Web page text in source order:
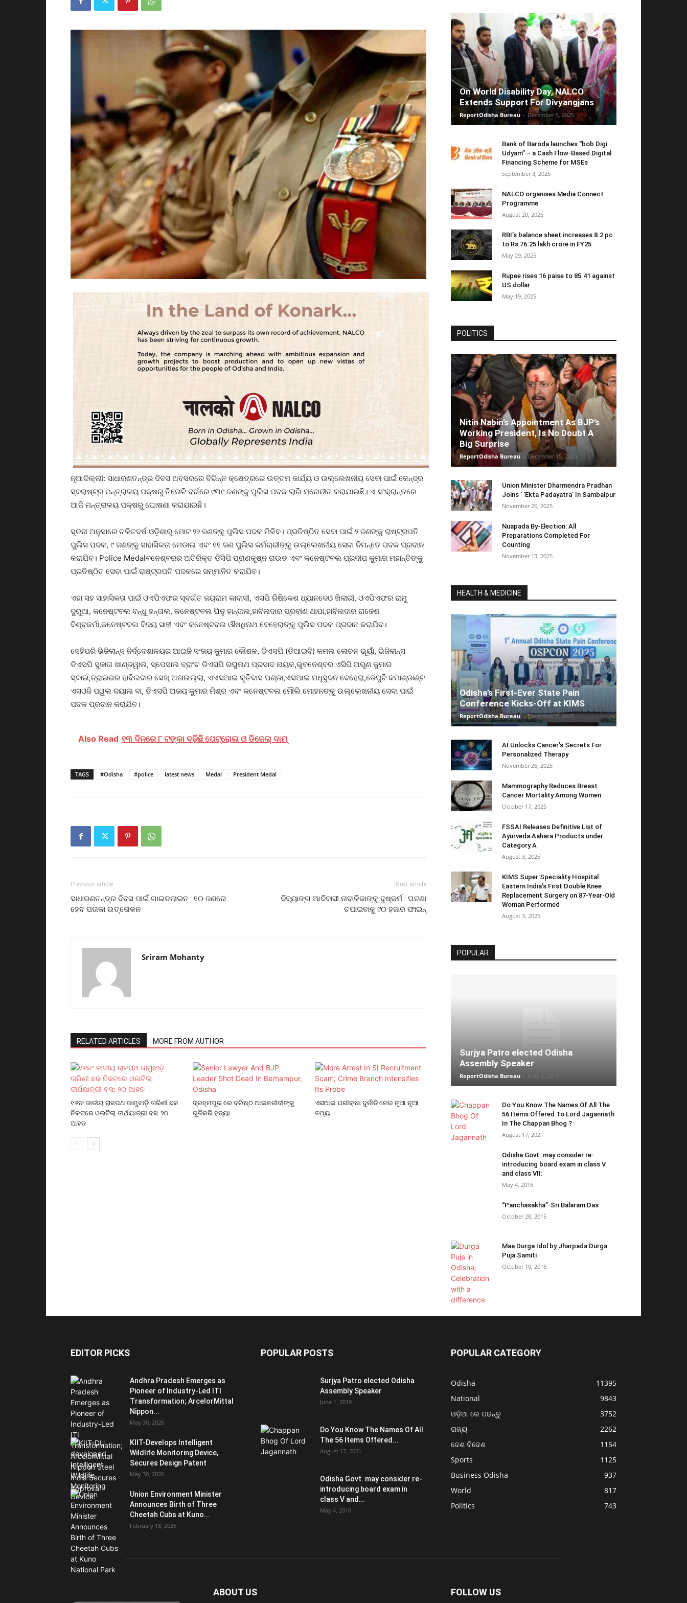
ନୂଆଦିଲ୍ଲୀ: ସାଧାରଣତନ୍ତ୍ର ଦିବସ ଅବସରରେ ବିଭିନ୍ନ କ୍ଷେତ୍ରରେ ଉତ୍ତମ କାର୍ଯ୍ୟ ଓ ଉଲ୍ଲେଖନୀୟ ସେବା ପାଇଁ କେନ୍ଦ୍ର
ସ୍ବରାଷ୍ଟ୍ର ମନ୍ତ୍ରାଳୟ ପକ୍ଷରୁ ତିନୋଟି ବର୍ଗରେ ୯୩୯ ଜଣଙ୍କୁ ପୁଲିସ ପଦକ ଲାଗି ମନୋନୀତ କରାଯାଇଛି। ଏ ସଂକ୍ରାନ୍ତରେ
ଆଜି ମନ୍ତ୍ରାଳୟ ପକ୍ଷରୁ ଘୋଷଣା କରାଯାଇଛି।
ସୂଚନା ଅନୁସାରେ ଚଳିତବର୍ଷ ଓଡ଼ିଶାରୁ ମୋଟ ୨୨ ଜଣଙ୍କୁ ପୁଲିସ ପଦକ ମିଳିବ। ପ୍ରତିଷ୍ଠିତ ସେବା ପାଇଁ ୨ ଜଣଙ୍କୁ ରାଷ୍ଟ୍ରପତି
ପୁଲିସ ପଦକ, ୯ ଜଣଙ୍କୁ ସାହାସିକତା ମେଡାଲ ଏବଂ ୧୧ ଜଣ ପୁଲିସ କର୍ମଚାରୀଙ୍କୁ ଉଲ୍ଲେଖନୀୟ ସେବା ନିମନ୍ତେ ପଦକ ପ୍ରଦାନ
କରାଯିବ। Police Medalବନେଶ୍ବରର ଅତିରିକ୍ତ ଡିସିପି ପ୍ରାଣକୂଷ୍ନ ରାଉତ ଏବଂ କନେଷ୍ଟବଲ ପ୍ରଦୀପ କୁମାର ମହାନ୍ତିଙ୍କୁ
ପ୍ରତିଷ୍ଠିତ ସେବା ପାଇଁ ରାଷ୍ଟ୍ରପତି ପଦକରେ ସମ୍ମାନିତ କରାଯିବ।
ଏହା ସହ ସାହାସିକତା ପାଇଁ ଓଏପିଏଫର ସ୍ବର୍ଗତ ଜୟରାମ କାବାସୀ, ଏସପି ରିଷିକେଶ ଧ୍ୟାନଦେଓ ଖିଲାରୀ, ଓଏପିଏଫର ରାମୁ
ଦୁରୁଆ, କନେଷ୍ଟବଲ ବନ୍ଧୁ ହନ୍ତାଲ, କନେଷ୍ଟବଲ ଘିନୁ ହାନ୍ତାଲ,ହାବିଲଦାର ପ୍ରବୀଣ ଥାପା,ହାବିଲଦାର ରାଜେଶ
ବିଶ୍ବକର୍ମା,କନେଷ୍ଟବଲ ବିଜୟ ସାହୀ ଏବଂ କନେଷ୍ଟବଲ ଔଷଧିନାଥ ବେହେରାଙ୍କୁ ‌ପୁଲିସ ପଦକ ପ୍ରଦାନ କରାଯିବ।
ସେହିପରି ଭିଜିଲାନ୍ସ ନିର୍ଦ୍ଦେଶାଳୟର ଆଇଜି ସଂଜୟ କୁମାର କୌଶଳ, ଡିଏସପି (ଡିଆଇବି) କମଲ ଲୋଚନ ଭୂୟାଁ, ଭିଜିଲାନ୍ସ
ଡିଏସପି ସୁଜାତା ଖାଣ୍ଡୱାଲ, ସ୍ପେସାଲ ବ୍ରାଂଚ ଡିଏସପି ରଘୁନାଥ ପ୍ରସାଦ ନାୟକ,ଭୁବନେଶ୍ବର ଏସିପି ଅରୁଣ କୁମାର
ସ୍ବାଇଁ,ଡ୍ରାଇଭର ହାବିଲଦାର ସେଖ୍ ଅତାଉଲ୍ଲା, ଏଏସଆଇ କୃତିବାସ ପଣ୍ଡା,ଏସଆଇ ମଧୂସୁଦନ ବେହେରା,ଡେପୁଟି କମାଣ୍ଡାଣ୍ଟ
ଏସଓଜି ପୱଲ ଦୟ‌ାଲ ବା, ଡିଏସପି ଅଜୟ କୁମାର ମିଶ୍ର ଏବଂ କନେଷ୍ଟବଲ ମୌଲି ମୋହନଙ୍କୁ ଉଲ୍ଲେଖନୀୟ ସେବା ପାଇଁ
ପଦକ ପ୍ରଦାନ କରାଯିବ।
Also Read ୧୩ ଦିନରେ ୮ ଟଙ୍କା ବଢ଼ିଛି ପେଟ୍ରୋଲ ଓ ଡିଜେଲ୍ ଦାମ୍
TAGS #Odisha #police latest news Medal President Medal
Previous article
ସାଧାରଣତନ୍ତ୍ର ଦିବସ ପାଇଁ ଗାଇଡଲାଇନ : ୧୦ ଜଣରେ
ହେବ ପତାକା ଉତ୍ତୋଳନ
Next article
ଦିବ୍ୟାଙ୍ଗ ଆଦିବାସୀ ନାବାଳିକାଙ୍କୁ ଦୁଷ୍କର୍ମ : ଘଟଣା
ଚପାଇବାକୁ ୯୦ ହଜାର ଫାଇନ୍‌
Sriram Mohanty
RELATED ARTICLES MORE FROM AUTHOR
୧୬ନଂ ଜାତୀୟ ରାଜପଥ ଜାମୁଝାଡ଼ି ତାରିଣୀ ଛକ
ନିକଟରେ ଓଲଟିଲା ତୀର୍ଥଯାତ୍ରୀ ବସ: ୨୦
ଆହତ
ବ୍ରହ୍ମପୁର ରେ ବରିଷ୍ଠ ଆଇନଜୀବୀଙ୍କୁ
ଗୁଳିକରି ହତ୍ୟା
ଏସଆଇ ପରୀକ୍ଷା ଦୁର୍ନୀତି ନେଇ ନୂଆ ନୂଆ
ତଥ୍ୟ
On World Disability Day, NALCO
Extends Support For Divyangjans
ReportOdisha Bureau - December 5, 2025
Bank of Baroda launches “bob Digi
Udyam” – a Cash Flow-Based Digital
Financing Scheme for MSEs
September 3, 2025
NALCO organises Media Connect
Programme
August 20, 2025
RBI’s balance sheet increases 8.2 pc
to Rs 76.25 lakh crore in FY25
May 29, 2025
Rupee rises 16 paise to 85.41 against
US dollar
May 19, 2025
POLITICS
Nitin Nabin’s Appointment As BJP’s
Working President, Is No Doubt A
Big Surprise
ReportOdisha Bureau - December 15, 2025
Union Minister Dharmendra Pradhan
Joins ‘ ‘Ekta Padayatra’ In Sambalpur
November 26, 2025
Nuapada By-Election: All
Preparations Completed For
Counting
November 13, 2025
HEALTH & MEDICINE
Odisha’s First-Ever State Pain
Conference Kicks-Off at KIMS
ReportOdisha Bureau - December 7, 2025
AI Unlocks Cancer’s Secrets For
Personalized Therapy
November 26, 2025
Mammography Reduces Breast
Cancer Mortality Among Women
October 17, 2025
FSSAI Releases Definitive List of
Ayurveda Aahara Products under
Category A
August 3, 2025
KIMS Super Speciality Hospital:
Eastern India’s First Double Knee
Replacement Surgery on 87-Year-Old
Woman Performed
August 3, 2025
POPULAR
Surjya Patro elected Odisha
Assembly Speaker
ReportOdisha Bureau -
Do You Know The Names Of All The
56 Items Offered To Lord Jagannath
In The Chappan Bhog ?
August 17, 2021
Odisha Govt. may consider re-
introducing board exam in class V
and class VII:
May 4, 2016
“Panchasakha”-Sri Balaram Das
October 28, 2015
Maa Durga Idol by Jharpada Durga
Puja Samiti
October 10, 2016
EDITOR PICKS
Andhra Pradesh Emerges as
Pioneer of Industry-Led ITI
Transformation; ArcelorMittal
Nippon...
May 30, 2026
KIIT-Develops Intelligent
Wildlife Monitoring Device,
Secures Design Patent
May 30, 2026
Union Environment Minister
Announces Birth of Three
Cheetah Cubs at Kuno...
February 18, 2026
POPULAR POSTS
Surjya Patro elected Odisha
Assembly Speaker
June 1, 2019
Do You Know The Names Of All
The 56 Items Offered...
August 17, 2021
Odisha Govt. may consider re-
introducing board exam in
class V and...
May 4, 2016
POPULAR CATEGORY
Odisha
11395
National
9843
ଓଡ଼ିଆ ରେ ପଢନ୍ତୁ
3752
ରାଜ୍ୟ
2262
ଦେଶ ବିଦେଶ
1154
Sports
1125
Business Odisha
937
World
817
Politics
743
ABOUT US FOLLOW US